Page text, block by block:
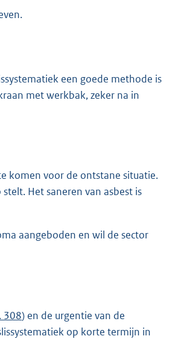
een goede methode is
met werkbak, zeker na in
komen voor de ontstane situatie.
Het saneren van asbest is
aangeboden en wil de sector
308) en de urgentie van de
op korte termijn in